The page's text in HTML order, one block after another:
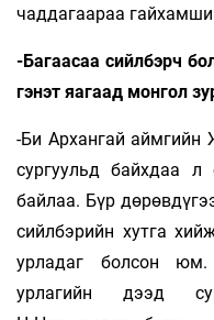
чаддагаараа
-Багаасаа сийлбэрч
гэнэт яагаад монгол
-Би Архангай аймгийн
сургуульд байхдаа
байлаа. Бүр
сийлбэрийн хутга
урладаг бол­сон
урлагийн дээд